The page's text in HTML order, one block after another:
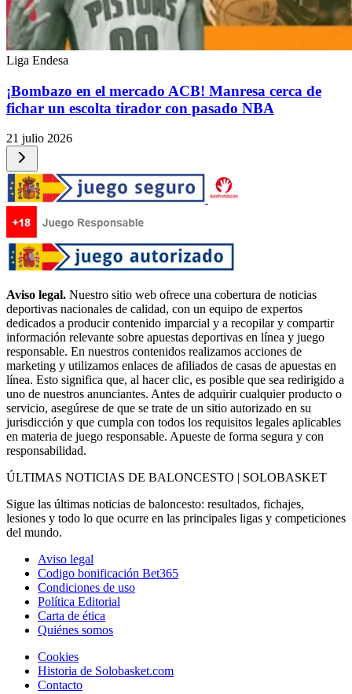
Liga Endesa
¡Bombazo en el mercado ACB! Manresa cerca de
fichar un escolta tirador con pasado NBA
21 julio 2026
Aviso legal. Nuestro sitio web ofrece una cobertura de noticias
deportivas nacionales de calidad, con un equipo de expertos
dedicados a producir contenido imparcial y a recopilar y compartir
información relevante sobre apuestas deportivas en línea y juego
responsable. En nuestros contenidos realizamos acciones de
marketing y utilizamos enlaces de afiliados de casas de apuestas en
línea. Esto significa que, al hacer clic, es posible que sea redirigido a
uno de nuestros anunciantes. Antes de adquirir cualquier producto o
servicio, asegúrese de que se trate de un sitio autorizado en su
jurisdicción y que cumpla con todos los requisitos legales aplicables
en materia de juego responsable. Apueste de forma segura y con
responsabilidad.
ÚLTIMAS NOTICIAS DE BALONCESTO | SOLOBASKET
Sigue las últimas noticias de baloncesto: resultados, fichajes,
lesiones y todo lo que ocurre en las principales ligas y competiciones
del mundo.
Aviso legal
Codigo bonificación Bet365
Condiciones de uso
Política Editorial
Carta de ética
Quiénes somos
Cookies
Historia de Solobasket.com
Contacto